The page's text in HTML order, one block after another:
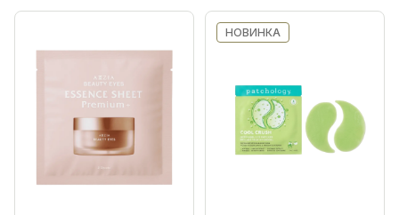
НОВИНКА